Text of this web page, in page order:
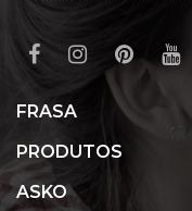
FRASA
PRODUTOS
ASKO